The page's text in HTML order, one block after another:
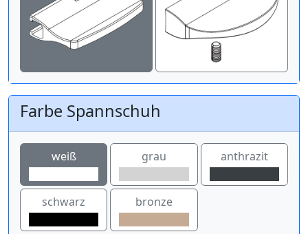
Farbe Spannschuh
weiß grau anthrazit
schwarz bronze